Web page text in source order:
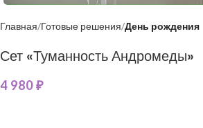
Главная Готовые решения День рождения
Сет «Туманность Андромеды»
4 980₽